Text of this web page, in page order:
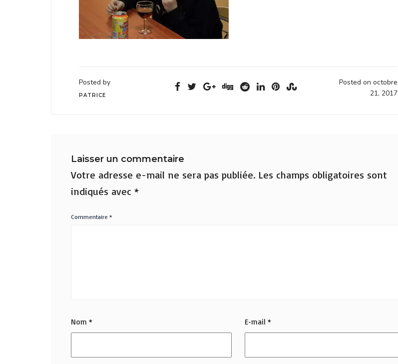
Posted by
PATRICE
Posted on octobre
21, 2017
Laisser un commentaire
Votre adresse e-mail ne sera pas publiée. Les champs obligatoires sont
indiqués avec *
Commentaire *
Nom * E-mail*